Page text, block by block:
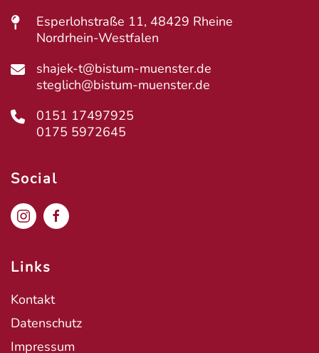
Esperlohstraße 11, 48429 Rheine
Nordrhein-Westfalen
shajek-t@bistum-muenster.de
steglich@bistum-muenster.de
0151 17497925
0175 5972645
Social
Links
Kontakt
Datenschutz
Impressum